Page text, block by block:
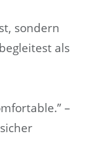
sondern
als
–